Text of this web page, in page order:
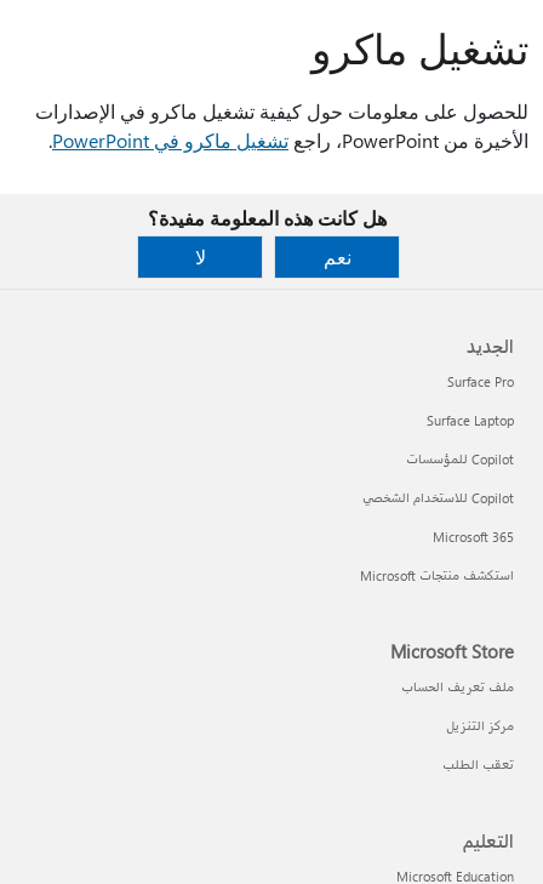
تشغيل ماكرو
للحصول على معلومات حول كيفية تشغيل ماكرو في الإصدارات
الأخيرة من PowerPoint، راجع
تشغيل ماكرو في PowerPoint .
هل كانت هذه المعلومة مفيدة؟
نعم
لا
الجديد
Surface Pro
Surface Laptop
Copilot للمؤسسات
Copilot للاستخدام الشخصي
Microsoft 365
استكشف منتجات Microsoft
Microsoft Store
ملف تعريف الحساب
مركز التنزيل
تعقب الطلب
التعليم
Microsoft Education